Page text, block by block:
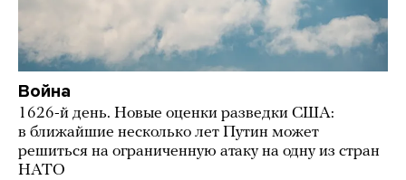
Война
1626-й день. Новые оценки разведки США:
в ближайшие несколько лет Путин может
решиться на ограниченную атаку на одну из стран
НАТО